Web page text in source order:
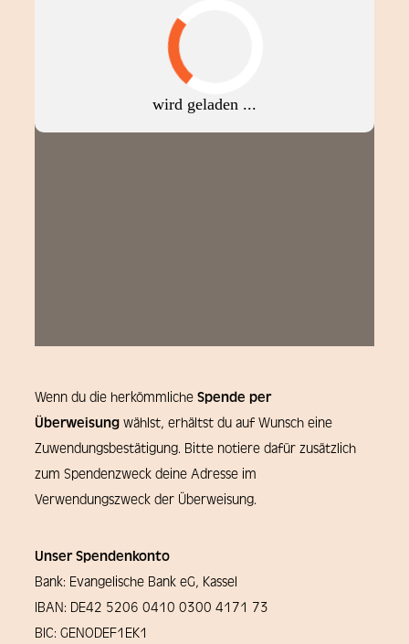
Wenn du die herkömmliche Spende per
Überweisung wählst, erhältst du auf Wunsch eine
Zuwendungsbestätigung. Bitte notiere dafür zusätzlich
zum Spendenzweck deine Adresse im
Verwendungszweck der Überweisung.
Unser Spendenkonto
Bank: Evangelische Bank eG, Kassel
IBAN: DE42 5206 0410 0300 4171 73
BIC: GENODEF1EK1